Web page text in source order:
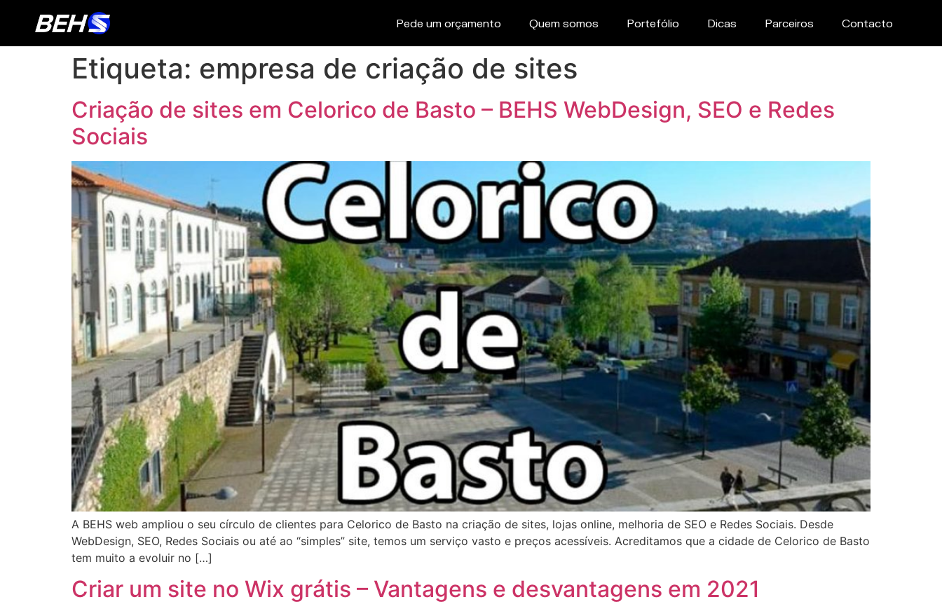
Pede um orçamento Quem somos Portefólio Dicas Parceiros Contacto
Etiqueta: empresa de criação de sites
Criação de sites em Celorico de Basto – BEHS WebDesign, SEO e Redes
Sociais
A BEHS web ampliou o seu círculo de clientes para Celorico de Basto na criação de sites, lojas online, melhoria de SEO e Redes Sociais. Desde
WebDesign, SEO, Redes Sociais ou até ao “simples” site, temos um serviço vasto e preços acessíveis. Acreditamos que a cidade de Celorico de Basto
tem muito a evoluir no […]
Criar um site no Wix grátis – Vantagens e desvantagens em 2021